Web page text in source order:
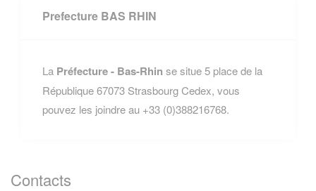
Prefecture BAS RHIN
La Préfecture - Bas-Rhin se situe 5 place de la
République 67073 Strasbourg Cedex, vous
pouvez les joindre au +33 (0)388216768.
Contacts